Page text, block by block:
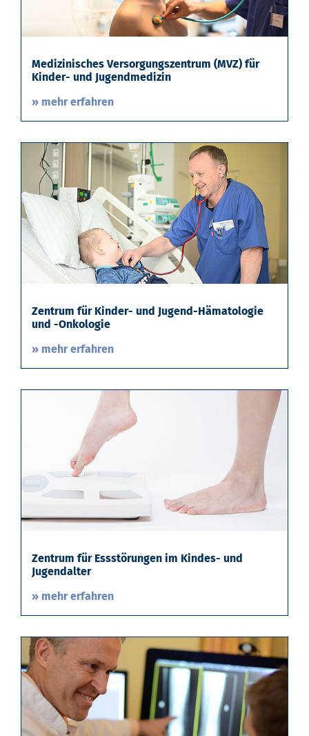
Medizinisches Versorgungszentrum (MVZ) für
Kinder- und Jugendmedizin
» mehr erfahren
Zentrum für Kinder- und Jugend-Hämatologie
und -Onkologie
» mehr erfahren
Zentrum für Essstörungen im Kindes- und
Jugendalter
» mehr erfahren